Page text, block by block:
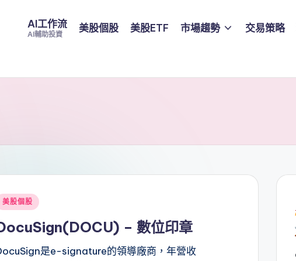
AI工作流
AI輔助投資
美股個股 美股ETF 市場趨勢 交易策略
美股個股
– 數位印章
是e-signature的領導廠商，年營收